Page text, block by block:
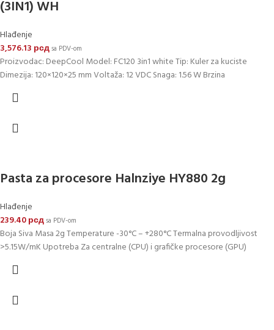
(3IN1) WH
Hlađenje
3,576.13 рсдsa PDV-om
Proizvodac: DeepCool Model: FC120 3in1 white Tip: Kuler za kuciste
Dimezija: 120×120×25 mm Voltaža: 12 VDC Snaga: 1.56 W Brzina
Pasta za procesore Halnziye HY880 2g
Hlađenje
239.40рсдsa PDV-om
Boja Siva Masa 2g Temperature -30°C – +280°C Termalna provodljivost
>5.15W/mK Upotreba Za centralne (CPU) i grafičke procesore (GPU)